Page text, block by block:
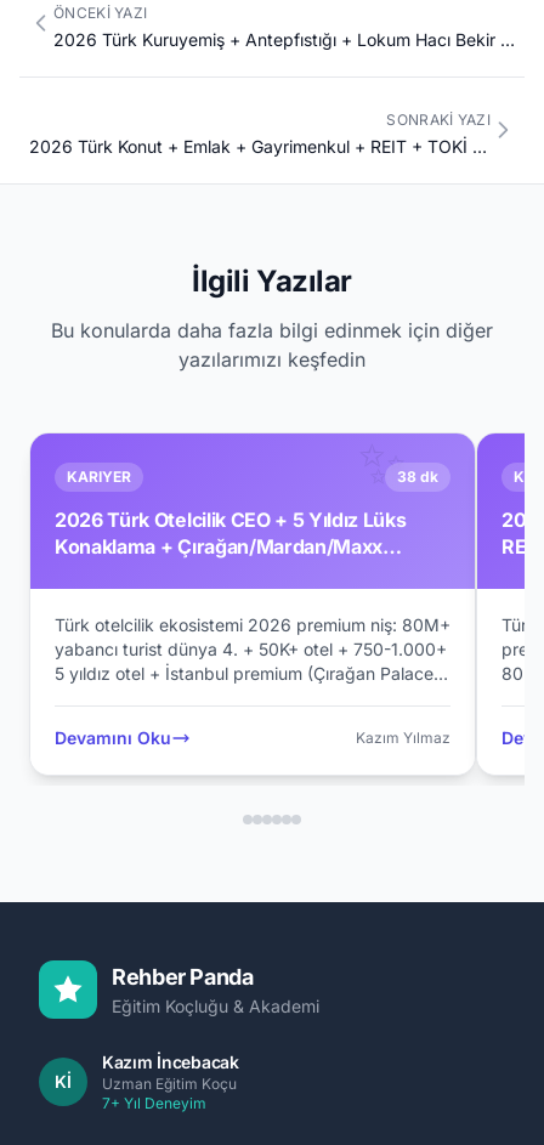
ÖNCEKI YAZI
2026 Türk Kuruyemiş + Antepfıstığı + Lokum Hacı Bekir 1777 + Helva Koska + Tahin Hafız Mustafa 1864 + Türk Kahvesi Mehmet Efendi 1871 + Tariş 1915 + UNESCO Premium Komple Kariyer Rehberi
SONRAKI YAZI
2026 Türk Konut + Emlak + Gayrimenkul + REIT + TOKİ + Emlak Konut GYO + Sinpaş + Torunlar + Akiş + Premium Konut Pillar 232 Premium Komple Kariyer Rehberi
İlgili Yazılar
Bu konularda daha fazla bilgi edinmek için diğer
yazılarımızı keşfedin
✨
KARIYER 38 dk
2026 Türk Otelcilik CEO + 5 Yıldız Lüks
Konaklama + Çırağan/Mardan/Maxx
Rehberi
Türk otelcilik ekosistemi 2026 premium niş: 80M+
yabancı turist dünya 4. + 50K+ otel + 750-1.000+
5 yıldız otel + İstanbul premium (Çırağan Palace
La+The Peninsula 2023+Pera Palace 1892+Park
Hyatt+Ritz-Carlton+W+Marriott) + Antalya Belek
premium #1 dünya. Junior 80K → CEO
Rixos/Mardan 5-15M.
Devamını Oku Kazım Yılmaz
Türk
80B/
Rehber Panda
Eğitim Koçluğu & Akademi
Kİ
Kazım İncebacak
Uzman Eğitim Koçu
7+ Yıl Deneyim